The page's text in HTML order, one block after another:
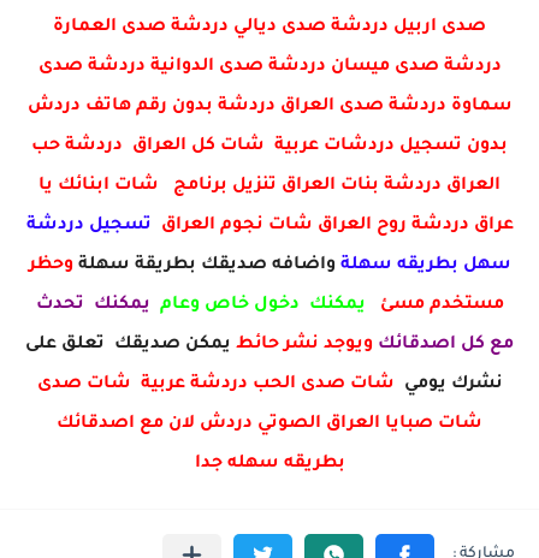
صدى اربيل دردشة صدى ديالي دردشة صدى العمارة
دردشة صدى ميسان دردشة صدى الدوانية دردشة صدى
سماوة دردشة صدى العراق دردشة بدون رقم هاتف دردش
بدون تسجيل دردشات عربية شات كل العراق دردشة حب
العراق دردشة بنات العراق تنزيل برنامج شات ابنائك يا
عراق دردشة روح العراق شات نجوم العراق تسجيل دردشة
سهل بطريقه سهلة واضافه صديقك بطريقة سهلة وحظر
مستخدم مسئ يمكنك دخول خاص وعام يمكنك تحدث
مع كل اصدقائك ويوجد نشر حائط يمكن صديقك تعلق على
نشرك يومي شات صدى الحب دردشة عربية شات صدى
شات صبايا العراق الصوتي دردش لان مع اصدقائك
بطريقه سهله جدا